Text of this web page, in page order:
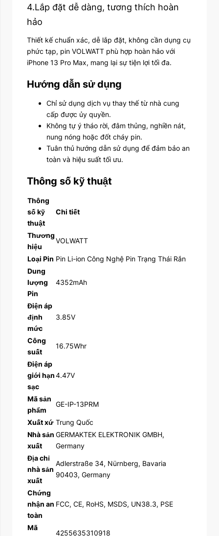
4.Lắp đặt dễ dàng, tương thích hoàn
hảo
Thiết kế chuẩn xác, dễ lắp đặt, không cần dụng cụ
phức tạp, pin VOLWATT phù hợp hoàn hảo với
iPhone 13 Pro Max, mang lại sự tiện lợi tối đa.
Hướng dẫn sử dụng
Chỉ sử dụng dịch vụ thay thế từ nhà cung
cấp được ủy quyền.
Không tự ý tháo rời, đâm thủng, nghiền nát,
nung nóng hoặc đốt cháy pin.
Tuân thủ hướng dẫn sử dụng để đảm bảo an
toàn và hiệu suất tối ưu.
Thông số kỹ thuật
Thông
số kỹ
thuật
Chi tiết
Thương
hiệu
VOLWATT
Loại Pin Pin Li-ion Công Nghệ Pin Trạng Thái Rắn
Dung
lượng
Pin
4352mAh
Điện áp
định
mức
3.85V
Công
suất
16.75Whr
Điện áp
giới hạn
sạc
4.47V
Mã sản
phẩm
GE-IP-13PRM
Xuất xứ Trung Quốc
Nhà sản
xuất
GERMAKTEK ELEKTRONIK GMBH,
Germany
Địa chỉ
nhà sản
xuất
Adlerstraße 34, Nürnberg, Bavaria
90403, Germany
Chứng
nhận an
toàn
FCC, CE, RoHS, MSDS, UN38.3, PSE
Mã
4255635310918